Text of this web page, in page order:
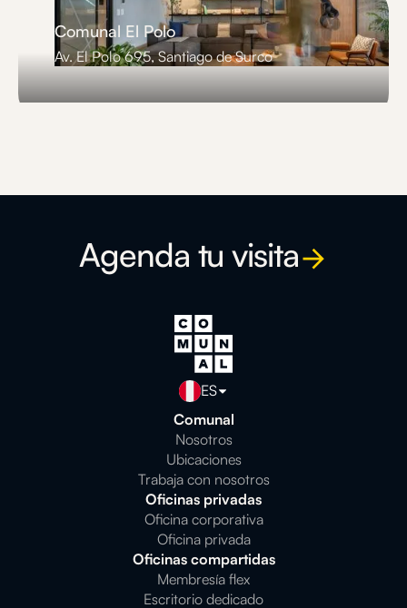
Comunal El Polo
Av. El Polo 695, Santiago de Surco
Agenda tu visita
ES
Comunal
Nosotros
Ubicaciones
Trabaja con nosotros
Oficinas privadas
Oficina corporativa
Oficina privada
Oficinas compartidas
Membresía flex
Escritorio dedicado